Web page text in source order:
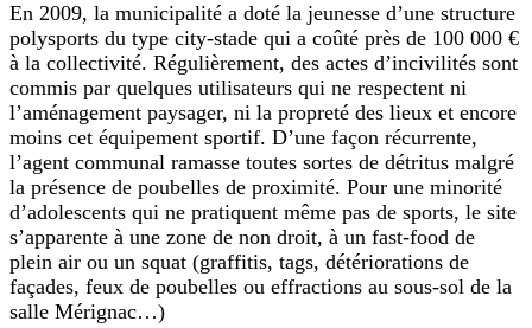
En 2009, la municipalité a doté la jeunesse d’une structure
polysports du type city-stade qui a coûté près de 100 000 €
à la collectivité. Régulièrement, des actes d’incivilités sont
commis par quelques utilisateurs qui ne respectent ni
l’aménagement paysager, ni la propreté des lieux et encore
moins cet équipement sportif. D’une façon récurrente,
l’agent communal ramasse toutes sortes de détritus malgré
la présence de poubelles de proximité. Pour une minorité
d’adolescents qui ne pratiquent même pas de sports, le site
s’apparente à une zone de non droit, à un fast-food de
plein air ou un squat (graffitis, tags, détériorations de
façades, feux de poubelles ou effractions au sous-sol de la
salle Mérignac…)